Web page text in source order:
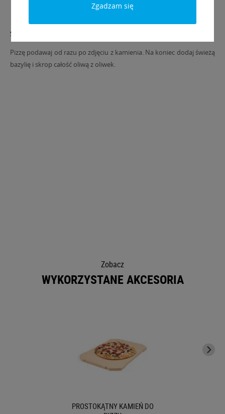
Sposób podania
Pizzę podawaj od razu po zdjęciu z kamienia. Na koniec dodaj świeżą
bazylię i skrop całość oliwą z oliwek.
Zobacz
WYKORZYSTANE AKCESORIA
PROSTOKĄTNY KAMIEŃ DO
Zgadzam się